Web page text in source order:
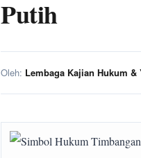
Putih
Oleh: Lembaga Kajian Hukum